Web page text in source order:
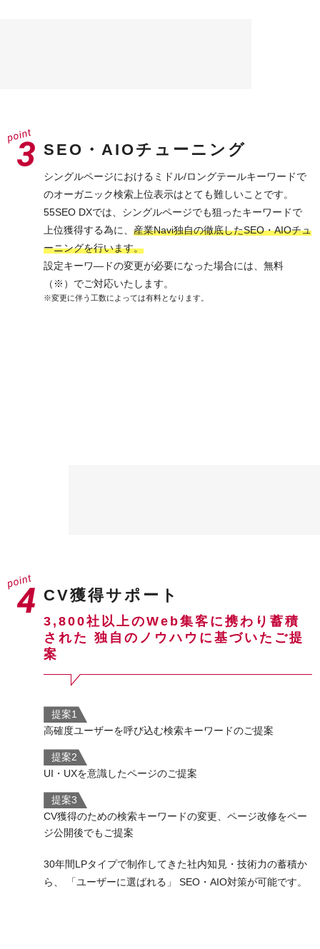
SEO・AIOチューニング
シングルページにおけるミドル/ロングテールキーワードで
のオーガニック検索上位表示はとても難しいことです。
55SEO DXでは、シングルページでも狙ったキーワードで
上位獲得する為に、産業Navi独自の徹底したSEO・AIOチュ
ーニングを行います。
設定キーワ―ドの変更が必要になった場合には、無料
（※）でご対応いたします。
※変更に伴う工数によっては有料となります。
CV獲得サポート
3,800社以上のWeb集客に携わり蓄積
された 独自のノウハウに基づいたご提
案
提案1
高確度ユーザーを呼び込む検索キーワードのご提案
提案2
UI・UXを意識したページのご提案
提案3
CV獲得のための検索キーワードの変更、ページ改修をペー
ジ公開後でもご提案
30年間LPタイプで制作してきた社内知見・技術力の蓄積か
ら、 「ユーザーに選ばれる」 SEO・AIO対策が可能です。